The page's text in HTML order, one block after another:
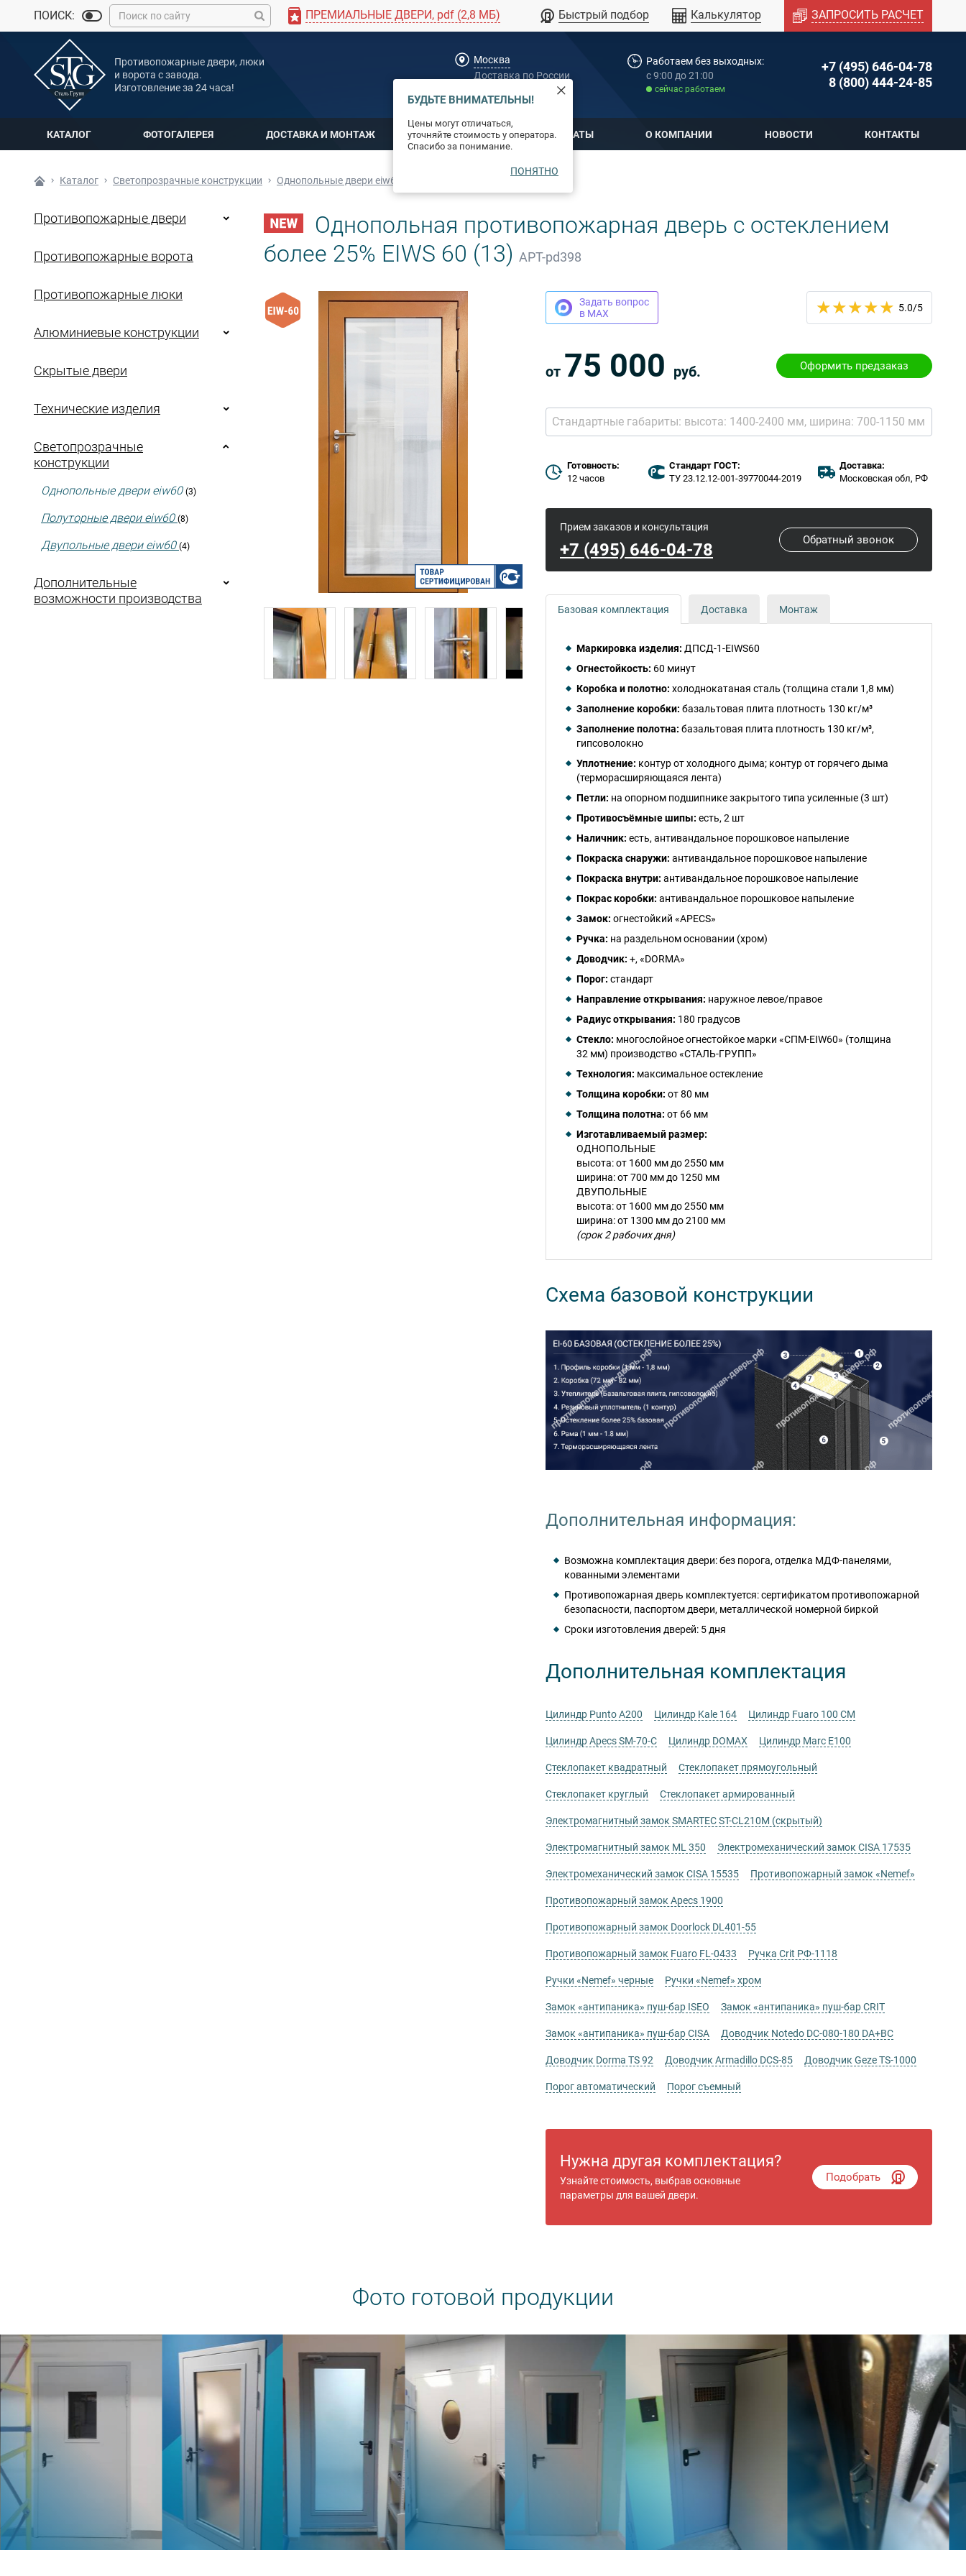
ПОИСК: ПРЕМИАЛЬНЫЕ ДВЕРИ, pdf (2,8 МБ) Быстрый подбор Калькулятор ЗАПРОСИТЬ РАСЧЕТ
Противопожарные двери, люки
и ворота с завода.
Изготовление за 24 часа!
Москва
Доставка по России
Работаем без выходных:
c 9:00 до 21:00
cейчас работаем
+7 (495) 646-04-78
8 (800) 444-24-85
КАТАЛОГ ФОТОГАЛЕРЕЯ ДОСТАВКА И МОНТАЖ ОПЛАТА СЕРТИФИКАТЫ О КОМПАНИИ НОВОСТИ КОНТАКТЫ
БУДЬТЕ ВНИМАТЕЛЬНЫ!
Цены могут отличаться,
уточняйте стоимость у оператора.
Спасибо за понимание.
ПОНЯТНО
Каталог
Светопрозрачные конструкции Однопольные двери eiw60
Противопожарные двери
Противопожарные ворота
Противопожарные люки
Алюминиевые конструкции
Скрытые двери
Технические изделия
Светопрозрачные
конструкции
Однопольные двери eiw60 (3)
Полуторные двери eiw60 (8)
Двупольные двери eiw60 (4)
Дополнительные
возможности производства
Однопольная противопожарная дверь с остеклением
более 25% EIWS 60 (13) АРТ-pd398
Задать вопрос
в MAX
5.0/5
от 75 000 руб. Оформить предзаказ
Стандартные габариты: высота: 1400-2400 мм, ширина: 700-1150 мм
Готовность:
12 часов
Стандарт ГОСТ:
ТУ 23.12.12-001-39770044-2019
Доставка:
Московская обл, РФ
Прием заказов и консультация
+7 (495) 646-04-78 Обратный звонок
Базовая комплектация Доставка Монтаж
Маркировка изделия: ДПСД-1-EIWS60
Огнестойкость: 60 минут
Коробка и полотно: холоднокатаная сталь (толщина стали 1,8 мм)
Заполнение коробки: базальтовая плита плотность 130 кг/м³
Заполнение полотна: базальтовая плита плотность 130 кг/м³,
гипсоволокно
Уплотнение: контур от холодного дыма; контур от горячего дыма
(терморасширяющаяся лента)
Петли: на опорном подшипнике закрытого типа усиленные (3 шт)
Противосъёмные шипы: есть, 2 шт
Наличник: есть, антивандальное порошковое напыление
Покраска снаружи: антивандальное порошковое напыление
Покраска внутри: антивандальное порошковое напыление
Покрас коробки: антивандальное порошковое напыление
Замок: огнестойкий «APECS»
Ручка: на раздельном основании (хром)
Доводчик: +, «DORMA»
Порог: стандарт
Направление открывания: наружное левое/правое
Радиус открывания: 180 градусов
Стекло: многослойное огнестойкое марки «СПМ-EIW60» (толщина
32 мм) производство «СТАЛЬ-ГРУПП»
Технология: максимальное остекление
Толщина коробки: от 80 мм
Толщина полотна: от 66 мм
Изготавливаемый размер:
ОДНОПОЛЬНЫЕ
высота: от 1600 мм до 2550 мм
ширина: от 700 мм до 1250 мм
ДВУПОЛЬНЫЕ
высота: от 1600 мм до 2550 мм
ширина: от 1300 мм до 2100 мм
(срок 2 рабочих дня)
Схема базовой конструкции
Дополнительная информация:
Возможна комплектация двери: без порога, отделка МДФ-панелями,
кованными элементами
Противопожарная дверь комплектуется: сертификатом противопожарной
безопасности, паспортом двери, металлической номерной биркой
Сроки изготовления дверей: 5 дня
Дополнительная комплектация
Цилиндр Punto А200 Цилиндр Kale 164 Цилиндр Fuaro 100 CM
Цилиндр Apecs SM-70-C Цилиндр DOMAX Цилиндр Marc E100
Стеклопакет квадратный Стеклопакет прямоугольный
Стеклопакет круглый Стеклопакет армированный
Электромагнитный замок SMARTEC ST-CL210M (скрытый)
Электромагнитный замок ML 350 Электромеханический замок СISA 17535
Электромеханический замок СISA 15535 Противопожарный замок «Nemef»
Противопожарный замок Apecs 1900
Противопожарный замок Doorlock DL401-55
Противопожарный замок Fuaro FL-0433 Ручка Crit РФ-1118
Ручки «Nemef» черные Ручки «Nemef» хром
Замок «антипаника» пуш-бар ISEO Замок «антипаника» пуш-бар CRIT
Замок «антипаника» пуш-бар CISA Доводчик Notedo DC-080-180 DA+BC
Доводчик Dorma TS 92 Доводчик Armadillo DCS-85 Доводчик Geze TS-1000
Порог автоматический Порог съемный
Нужна другая комплектация?
Узнайте стоимость, выбрав основные
параметры для вашей двери.
Подобрать
Фото готовой продукции
MAX
Мы онлайн